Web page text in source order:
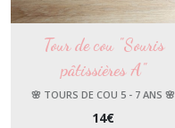
Tour de cou "Souris
pâtissières A"
🌸 TOURS DE COU 5 - 7 ANS 🌸
14€